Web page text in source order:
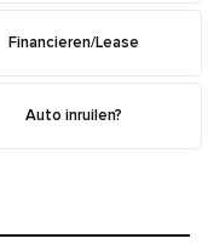
Financieren/Lease
Auto inruilen?